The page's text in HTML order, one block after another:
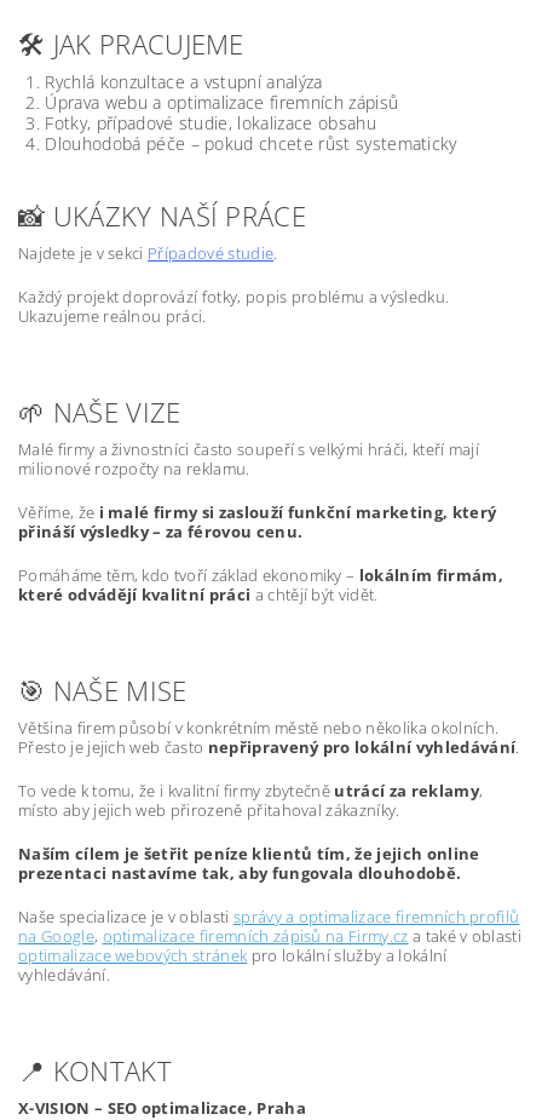
🛠️ JAK PRACUJEME
Rychlá konzultace a vstupní analýza
Úprava webu a optimalizace firemních zápisů
Fotky, případové studie, lokalizace obsahu
Dlouhodobá péče – pokud chcete růst systematicky
📸 UKÁZKY NAŠÍ PRÁCE
Najdete je v sekci Případové studie.
Každý projekt doprovází fotky, popis problému a výsledku.
Ukazujeme reálnou práci.
🌱 NAŠE VIZE
Malé firmy a živnostníci často soupeří s velkými hráči, kteří mají
milionové rozpočty na reklamu.
Věříme, že i malé firmy si zaslouží funkční marketing, který
přináší výsledky – za férovou cenu.
Pomáháme těm, kdo tvoří základ ekonomiky – lokálním firmám,
které odvádějí kvalitní práci a chtějí být vidět.
🎯 NAŠE MISE
Většina firem působí v konkrétním městě nebo několika okolních.
Přesto je jejich web často nepřipravený pro lokální vyhledávání.
To vede k tomu, že i kvalitní firmy zbytečně utrácí za reklamy,
místo aby jejich web přirozeně přitahoval zákazníky.
Naším cílem je šetřit peníze klientů tím, že jejich online
prezentaci nastavíme tak, aby fungovala dlouhodobě.
Naše specializace je v oblasti správy a optimalizace firemních profilů
na Google, optimalizace firemních zápisů na Firmy.cz a také v oblasti
optimalizace webových stránek pro lokální služby a lokální
vyhledávání.
📍 KONTAKT
X-VISION – SEO optimalizace, Praha